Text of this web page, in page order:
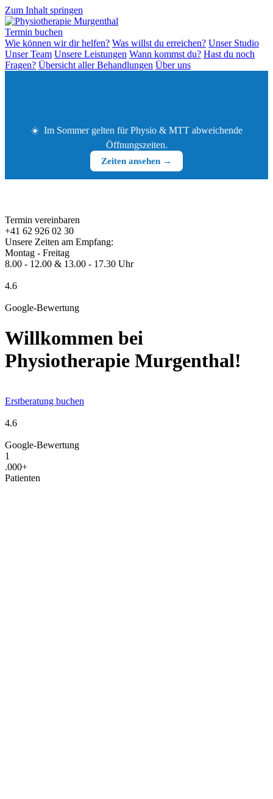
Zum Inhalt springen
Termin buchen
Wie können wir dir helfen? Was willst du erreichen? Unser Studio
Unser Team Unsere Leistungen Wann kommst du? Hast du noch
Fragen? Übersicht aller Behandlungen Über uns
☀️ Im Sommer gelten für Physio & MTT abweichende
Öffnungszeiten.
Zeiten ansehen →
Termin vereinbaren
+41 62 926 02 30
Unsere Zeiten am Empfang:
Montag - Freitag
8.00 - 12.00 & 13.00 - 17.30 Uhr
4.6
Google-Bewertung
Willkommen bei
Physiotherapie Murgenthal!
Erstberatung buchen
4.6
Google-Bewertung
1
.000+
Patienten